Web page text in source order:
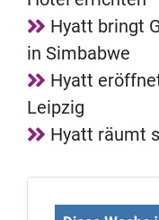
Hyatt bringt
in Simbabwe
Hyatt
Leipzig
Hyatt räumt